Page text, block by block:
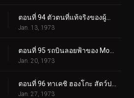
ตอนที่ 94 ตัวตนที่แท้จริงของผู้นำเจล-ช็อคเกอร์
Jan. 13, 1973
Jan. 20, 1973
Jan. 27, 1973